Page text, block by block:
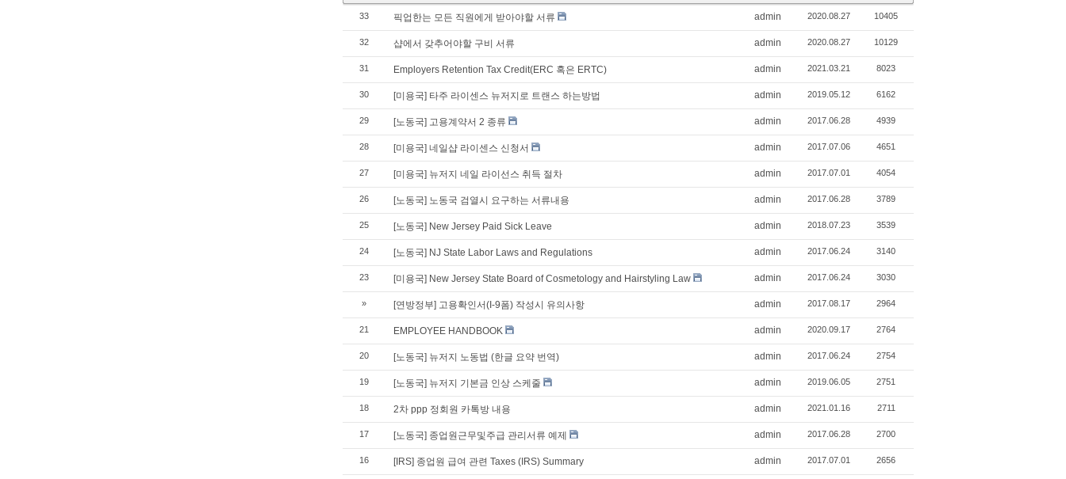
33 픽업한는 모든 직원에게 받아야할 서류 admin 2020.08.27 10405
32 샵에서 갖추어야할 구비 서류 admin 2020.08.27 10129
31 Employers Retention Tax Credit(ERC 혹은 ERTC) admin 2021.03.21 8023
30 [미용국] 타주 라이센스 뉴저지로 트랜스 하는방법 admin 2019.05.12 6162
29 [노동국] 고용계약서 2 종류 admin 2017.06.28 4939
28 [미용국] 네일샵 라이센스 신청서 admin 2017.07.06 4651
27 [미용국] 뉴저지 네일 라이선스 취득 절차 admin 2017.07.01 4054
26 [노동국] 노동국 검열시 요구하는 서류내용 admin 2017.06.28 3789
25 [노동국] New Jersey Paid Sick Leave admin 2018.07.23 3539
24 [노동국] NJ State Labor Laws and Regulations admin 2017.06.24 3140
23 [미용국] New Jersey State Board of Cosmetology and Hairstyling Law admin 2017.06.24 3030
» [연방정부] 고용확인서(I-9폼) 작성시 유의사항 admin 2017.08.17 2964
21 EMPLOYEE HANDBOOK admin 2020.09.17 2764
20 [노동국] 뉴저지 노동법 (한글 요약 번역) admin 2017.06.24 2754
19 [노동국] 뉴저지 기본금 인상 스케줄 admin 2019.06.05 2751
18 2차 ppp 정회원 카톡방 내용 admin 2021.01.16 2711
17 [노동국] 종업원근무및주급 관리서류 예제 admin 2017.06.28 2700
16 [IRS] 종업원 급여 관련 Taxes (IRS) Summary admin 2017.07.01 2656